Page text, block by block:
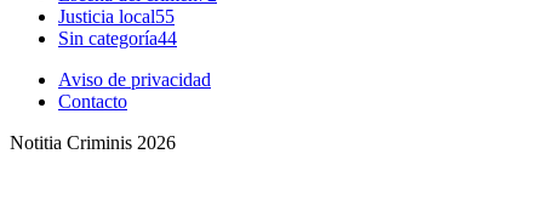
Justicia local55
Sin categoría44
Aviso de privacidad
Contacto
Notitia Criminis 2026